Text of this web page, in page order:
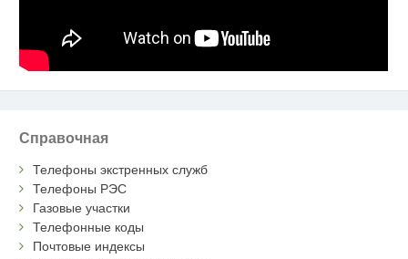
Справочная
Телефоны экстренных служб
Телефоны РЭС
Газовые участки
Телефонные коды
Почтовые индексы